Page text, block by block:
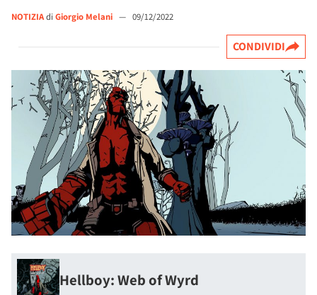
NOTIZIAdi Giorgio Melani — 09/12/2022
CONDIVIDI
Hellboy: Web of Wyrd